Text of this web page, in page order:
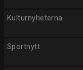
Kulturnyheterna
Sportnytt